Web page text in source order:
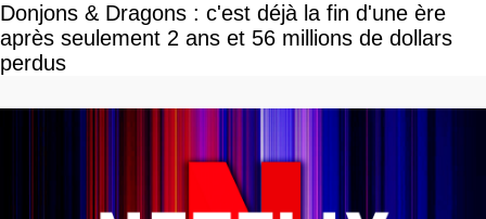
Donjons & Dragons : c'est déjà la fin d'une ère
après seulement 2 ans et 56 millions de dollars
perdus